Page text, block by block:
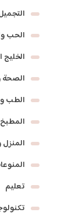
الحب
الخليج
الصحة
الطب و
المنزل
تعليم